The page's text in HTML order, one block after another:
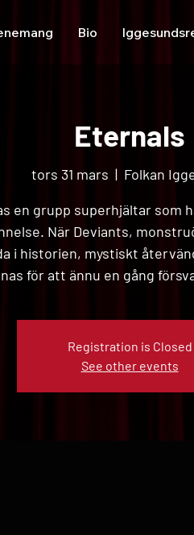
Bio
Eternals
tors 31 mars
  |
Folkan
en grupp superhjältar som
När Deviants,
i historien, mystiskt
för att ännu en gång
Registration is Closed
See other events